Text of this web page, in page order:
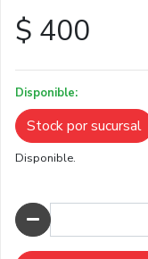
$ 400
Disponible:
Stock por sucursal
Disponible.
Cantidad